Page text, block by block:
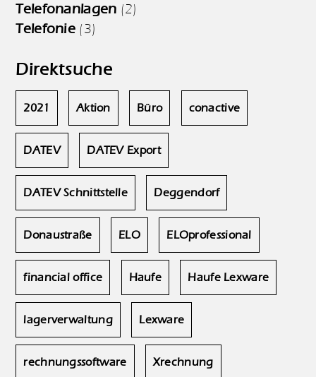
Telefonanlagen (2)
Telefonie (3)
Direktsuche
2021 Aktion Büro conactive
DATEV DATEV Export
DATEV Schnittstelle Deggendorf
Donaustraße ELO ELOprofessional
financial office Haufe Haufe Lexware
lagerverwaltung Lexware
rechnungssoftware Xrechnung